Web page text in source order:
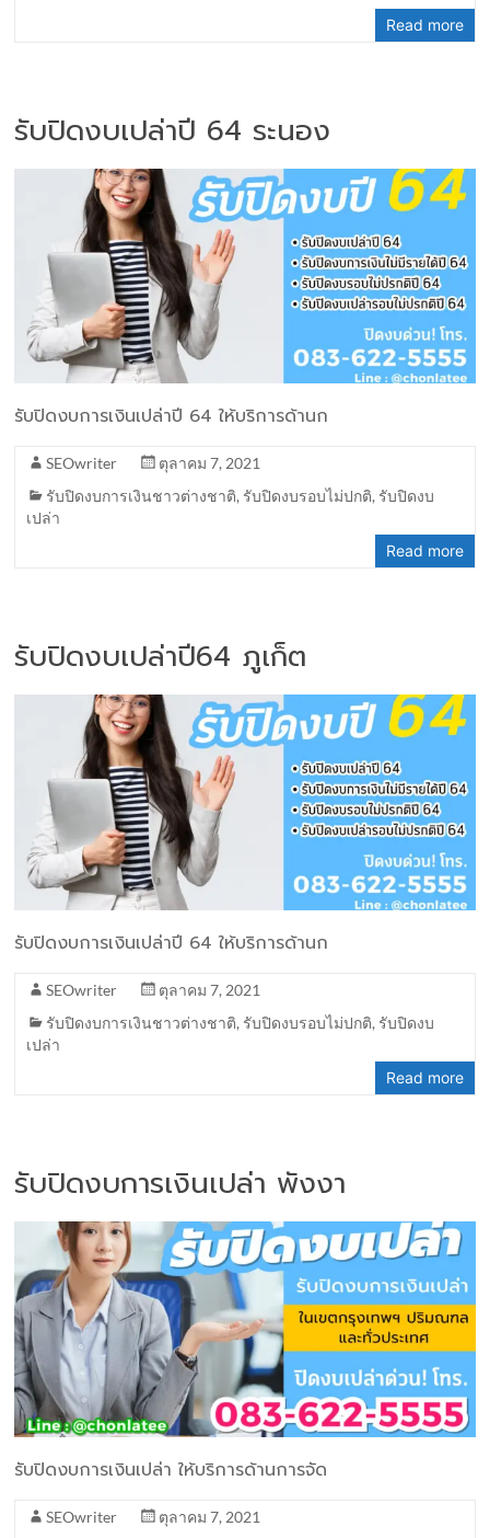
Read more
รับปิดงบเปล่าปี 64 ระนอง
รับปิดงบการเงินเปล่าปี 64 ให้บริการด้านก
SEOwriter
ตุลาคม 7, 2021
รับปิดงบการเงินชาวต่างชาติ, รับปิดงบรอบไม่ปกติ, รับปิดงบ
เปล่า
Read more
รับปิดงบเปล่าปี64 ภูเก็ต
รับปิดงบการเงินเปล่าปี 64 ให้บริการด้านก
SEOwriter
ตุลาคม 7, 2021
รับปิดงบการเงินชาวต่างชาติ, รับปิดงบรอบไม่ปกติ, รับปิดงบ
เปล่า
Read more
รับปิดงบการเงินเปล่า พังงา
รับปิดงบการเงินเปล่า ให้บริการด้านการจัด
SEOwriter
ตุลาคม 7, 2021